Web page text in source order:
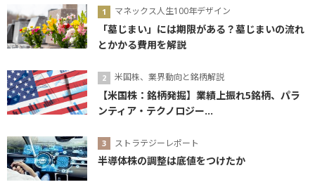
マネックス人生100年デザイン
「墓じまい」には期限がある？墓じまいの流れ
とかかる費用を解説
米国株、業界動向と銘柄解説
【米国株：銘柄発掘】業績上振れ5銘柄、パラ
ンティア・テクノロジー...
ストラテジーレポート
半導体株の調整は底値をつけたか